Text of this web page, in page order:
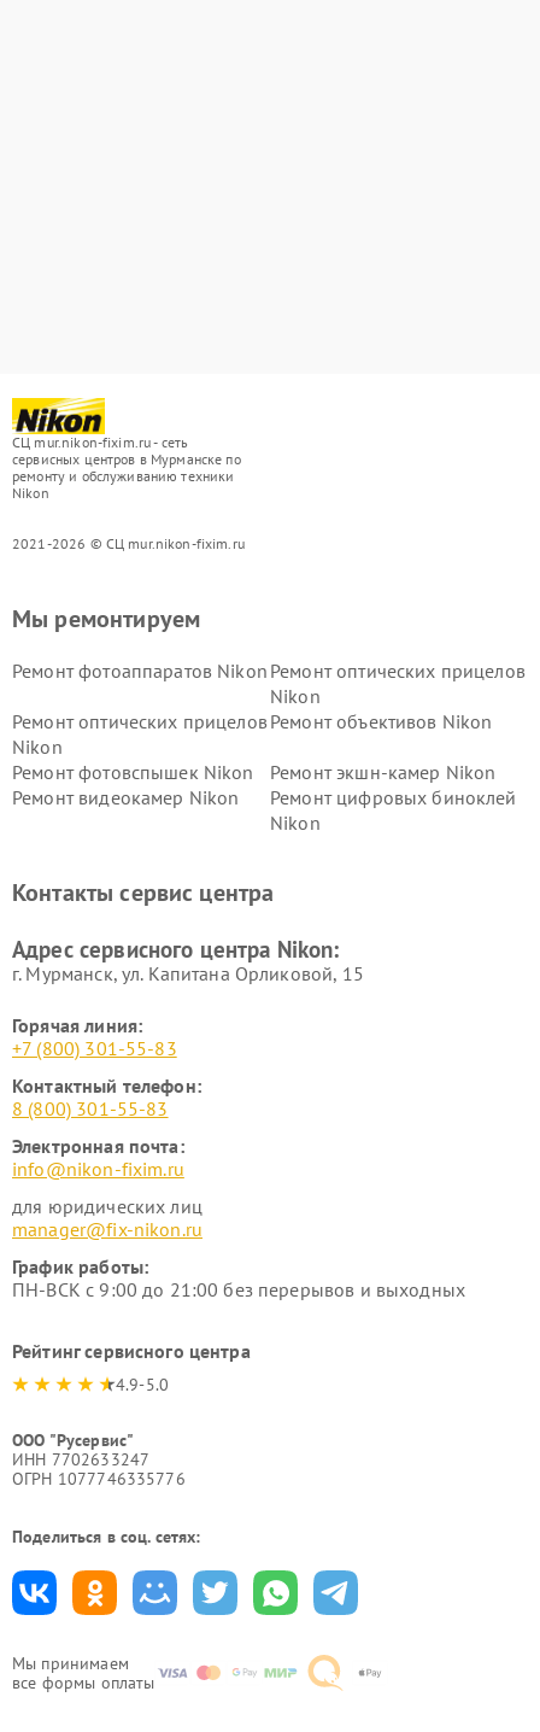
СЦ mur.nikon-fixim.ru - сеть
сервисных центров в Мурманске по
ремонту и обслуживанию техники
Nikon
2021-2026 © СЦ mur.nikon-fixim.ru
Мы принимаем
все формы оплаты
Мы ремонтируем
Ремонт фотоаппаратов Nikon Ремонт оптических прицелов
Nikon
Ремонт оптических прицелов
Nikon
Ремонт объективов Nikon
Ремонт фотовспышек Nikon
Ремонт экшн-камер Nikon
Ремонт видеокамер Nikon
Ремонт цифровых биноклей
Nikon
Ремонт цифровых монокуляров Nikon
Контакты сервис центра
Адрес сервисного центра Nikon:
г. Мурманск, ул. Капитана Орликовой, 15
Горячая линия:
+7 (800) 301-55-83
Контактный телефон:
8 (800) 301-55-83
Электронная почта:
info@nikon-fixim.ru
для юридических лиц
manager@fix-nikon.ru
График работы:
ПН-ВСК с 9:00 до 21:00 без перерывов и выходных
Рейтинг сервисного центра
4.9-5.0
ООО "Русервис"
ИНН 7702633247
ОГРН 1077746335776
Поделиться в соц. сетях: